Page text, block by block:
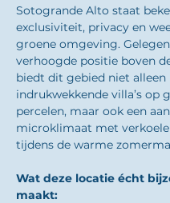
Sotogrande Alto staat
exclusiviteit, privacy en
groene omgeving.
verhoogde positie boven
biedt dit gebied niet alleen
indrukwekkende villa’s op
percelen, maar ook een
microklimaat met
tijdens de warme
Wat deze locatie écht
maakt: